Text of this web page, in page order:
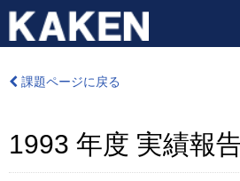
課題ページに戻る
1993 年度 実績報